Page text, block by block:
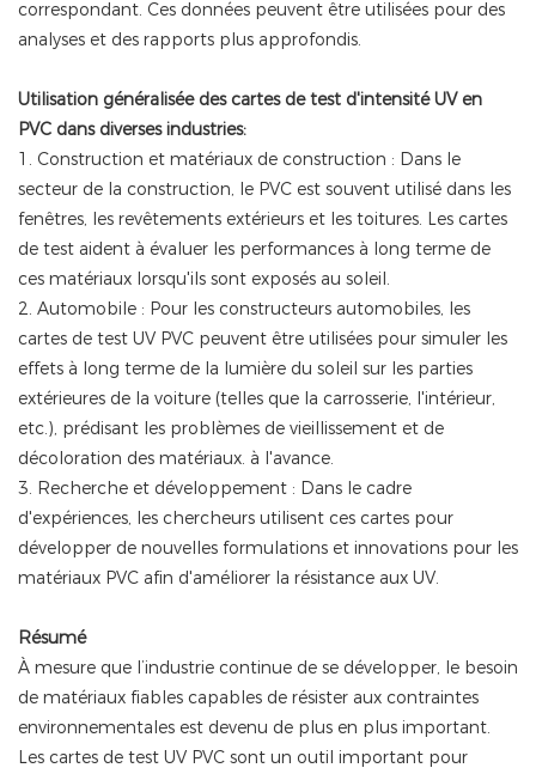
correspondant. Ces données peuvent être utilisées pour des
analyses et des rapports plus approfondis.
Utilisation généralisée des cartes de test d'intensité UV en
PVC dans diverses industries:
1. Construction et matériaux de construction : Dans le
secteur de la construction, le PVC est souvent utilisé dans les
fenêtres, les revêtements extérieurs et les toitures. Les cartes
de test aident à évaluer les performances à long terme de
ces matériaux lorsqu'ils sont exposés au soleil.
2. Automobile : Pour les constructeurs automobiles, les
cartes de test UV PVC peuvent être utilisées pour simuler les
effets à long terme de la lumière du soleil sur les parties
extérieures de la voiture (telles que la carrosserie, l'intérieur,
etc.), prédisant les problèmes de vieillissement et de
décoloration des matériaux. à l'avance.
3. Recherche et développement : Dans le cadre
d'expériences, les chercheurs utilisent ces cartes pour
développer de nouvelles formulations et innovations pour les
matériaux PVC afin d'améliorer la résistance aux UV.
Résumé
À mesure que l’industrie continue de se développer, le besoin
de matériaux fiables capables de résister aux contraintes
environnementales est devenu de plus en plus important.
Les cartes de test UV PVC sont un outil important pour